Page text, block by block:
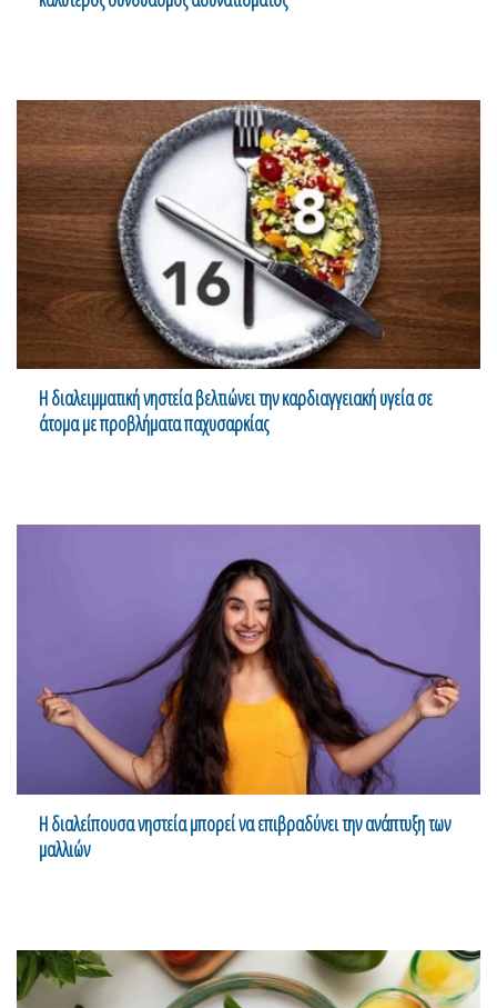
Η διαλειμματική νηστεία βελτιώνει την καρδιαγγειακή υγεία σε
άτομα με προβλήματα παχυσαρκίας
Η διαλείπουσα νηστεία μπορεί να επιβραδύνει την ανάπτυξη των
μαλλιών